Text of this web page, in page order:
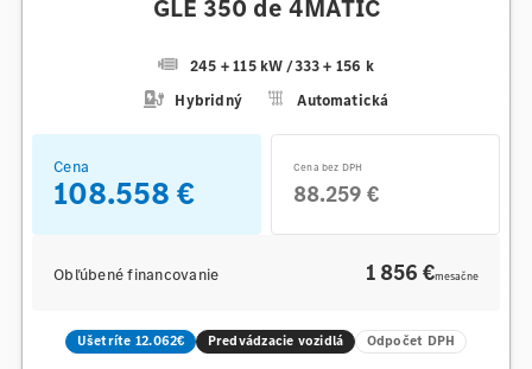
GLE 350 de 4MATIC
245 + 115 kW/333 + 156 k
Hybridný
Automatická
Cena
108.558 €
Cena bez DPH
88.259 €
Obľúbené financovanie 1 856 €mesačne
Ušetríte 12.062€ Predvádzacie vozidlá Odpočet DPH